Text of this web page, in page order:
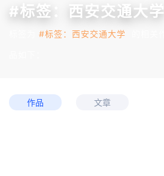
#标签：西安交通大学
#标签：西安交通大学
作品 文章